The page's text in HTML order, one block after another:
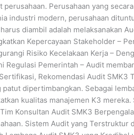
Perusahaan yang
industri modern, perusahaan
diambil adalah melaksanakan
Kepercayaan Stakeholder –
Risiko Kecelakaan Kerja –
Pemerintah – Audit
Rekomendasi Audit SMK3
dipertimbangkan. Sebagai
kualitas manajemen K3
Konsultan Audit SMK3
Sistem Audit yang Terstruktur